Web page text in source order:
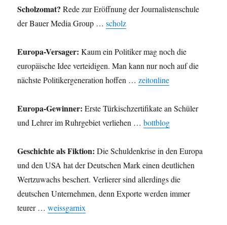
Scholzomat? Rede zur Eröffnung der Journalistenschule
der Bauer Media Group …scholz
Europa-Versager: Kaum ein Politiker mag noch die
europäische Idee verteidigen. Man kann nur noch auf die
nächste Politikergeneration hoffen …zeitonline
Europa-Gewinner: Erste Türkischzertifikate an Schüler
und Lehrer im Ruhrgebiet verliehen …bottblog
Geschichte als Fiktion: Die Schuldenkrise in den Europa
und den USA hat der Deutschen Mark einen deutlichen
Wertzuwachs beschert. Verlierer sind allerdings die
deutschen Unternehmen, denn Exporte werden immer
teurer …weissgarnix